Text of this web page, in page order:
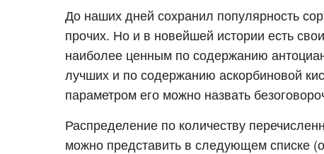
До наших дней сохранил популярность
прочих. Но и в новейшей истории есть
наиболее ценным по содержанию
лучших и по содержанию аскорбиновой
параметром его можно назвать
Распределение по количеству
можно представить в следующем списке